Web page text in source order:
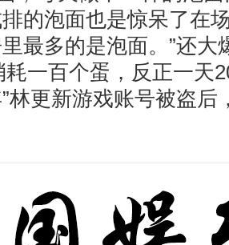
的泡面也是惊呆了在
最多的是泡面。”还大
一百个蛋，反正一天
林更新游戏账号被盗后